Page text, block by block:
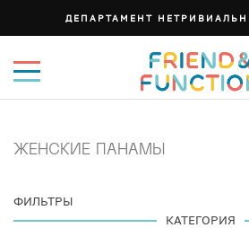
СУМКА ИЗИ
ЖЕНСКИЕ ПАНАМЫ
ФИЛЬТРЫ
КАТЕГОРИЯ